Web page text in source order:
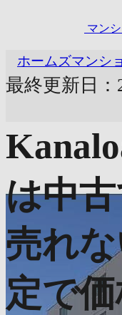
マン
ホームズマンシ
最終更新日：
は中
売れ
定で